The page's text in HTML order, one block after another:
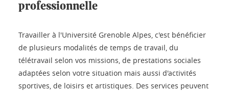
professionnelle
Travailler à l'Université Grenoble Alpes, c'est bénéficier
de plusieurs modalités de temps de travail, du
télétravail selon vos missions, de prestations sociales
adaptées selon votre situation mais aussi d'activités
sportives, de loisirs et artistiques. Des services peuvent